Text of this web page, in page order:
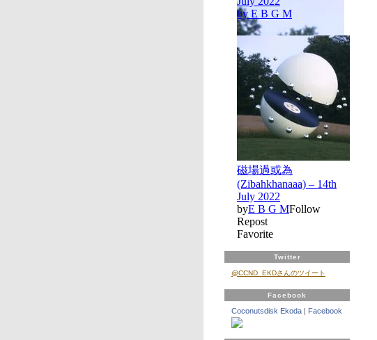
Twitter
@CCND_EKDさんのツイート
Facebook
Coconutsdisk Ekoda | Facebook